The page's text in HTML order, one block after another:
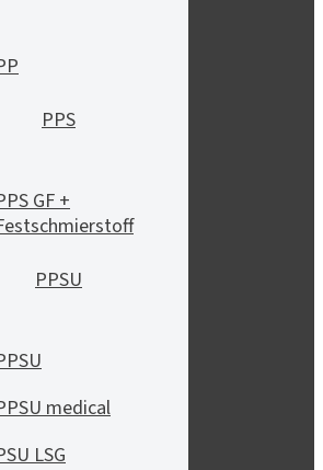
PPS
GF +
PPSU
medical
LSG